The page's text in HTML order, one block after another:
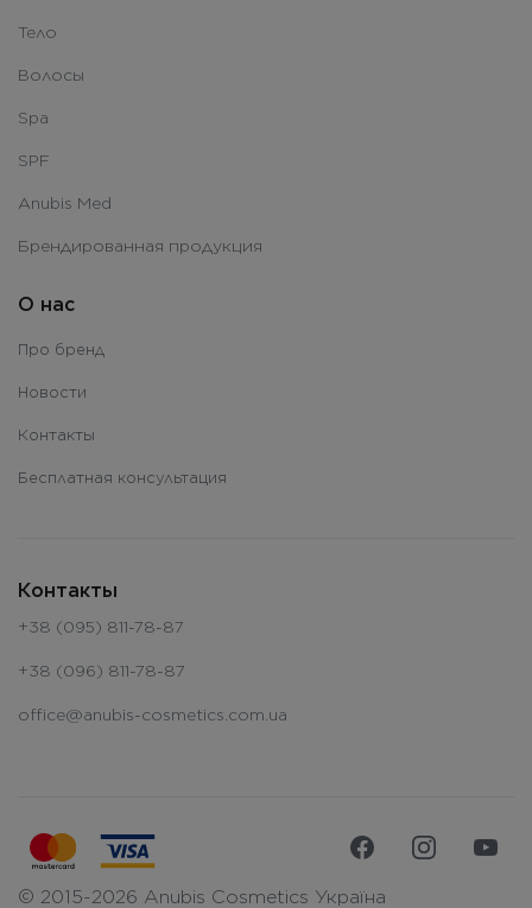
Тело
Волосы
Spa
SPF
Anubis Med
Брендированная продукция
О нас
Про бренд
Новости
Контакты
Бесплатная консультация
Контакты
+38 (095) 811-78-87
+38 (096) 811-78-87
office@anubis-cosmetics.com.ua
© 2015-2026 Anubis Cosmetics Україна